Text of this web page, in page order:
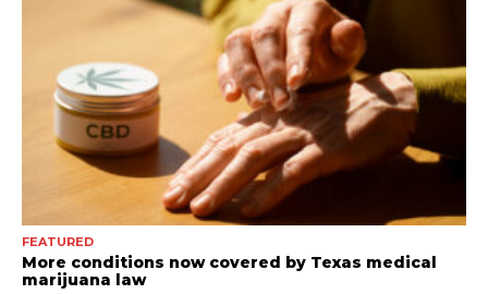
FEATURED
More conditions now covered by Texas medical
marijuana law